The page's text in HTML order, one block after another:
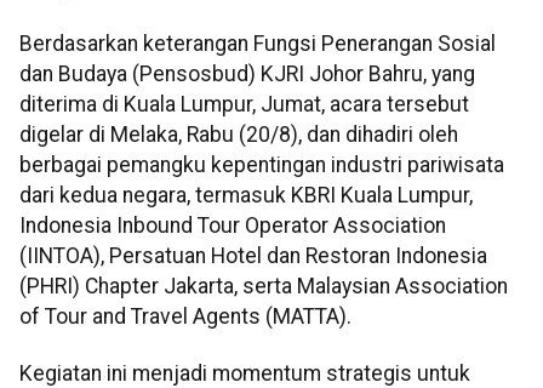
Berdasarkan keterangan Fungsi Penerangan Sosial
dan Budaya (Pensosbud) KJRI Johor Bahru, yang
diterima di Kuala Lumpur, Jumat, acara tersebut
digelar di Melaka, Rabu (20/8), dan dihadiri oleh
berbagai pemangku kepentingan industri pariwisata
dari kedua negara, termasuk KBRI Kuala Lumpur,
Indonesia Inbound Tour Operator Association
(IINTOA), Persatuan Hotel dan Restoran Indonesia
(PHRI) Chapter Jakarta, serta Malaysian Association
of Tour and Travel Agents (MATTA).
Kegiatan ini menjadi momentum strategis untuk